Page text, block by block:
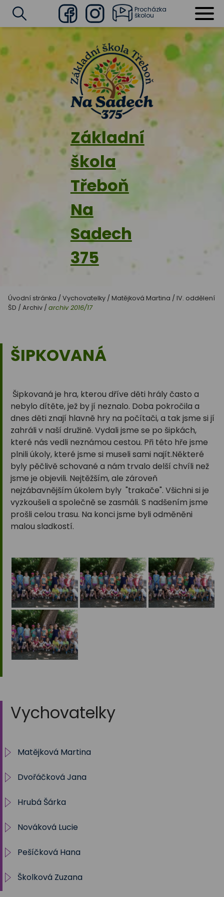
Základní
škola
Třeboň
Na
Sadech
375
FacebookInstagram
Procházka
školou
Úvodní stránka / Vychovatelky / Matějková Martina / IV. oddělení
ŠD / Archiv / archiv 2016/17
ŠIPKOVANÁ
Šipkovaná je hra, kterou dříve děti hrály často a
nebylo dítěte, jež by jí neznalo. Doba pokročila a
dnes děti znají hlavně hry na počítači, a tak jsme si jí
zahráli v naší družině. Vydali jsme se po šipkách,
které nás vedli neznámou cestou. Při této hře jsme
plnili úkoly, které jsme si museli sami najít.Některé
byly pěčlivě schované a nám trvalo delší chvíli než
jsme je objevili. Nejtěžším, ale zároveň
nejzábavnějším úkolem byly "trakače". Všichni si je
vyzkoušeli a společně se zasmáli. S nadšením jsme
prošli celou trasu. Na konci jsme byli odměněni
malou sladkostí.
Vychovatelky
Matějková Martina
IV. oddělení ŠD
Dvořáčková Jana
Archiv
5.oddělení
Hrubá Šárka
shruba@zstrebon.cz
I. oddělení
Nováková Lucie
lnovakova@zstrebon.cz
Školní klub
Pešíčková Hana
II.oddělení
Školková Zuzana